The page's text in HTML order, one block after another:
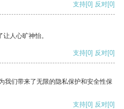
支持[0] 反对[0]
人心旷神怡。
支持[0] 反对[0]
我们带来了无限的隐私保护和安全性保
支持[0] 反对[0]